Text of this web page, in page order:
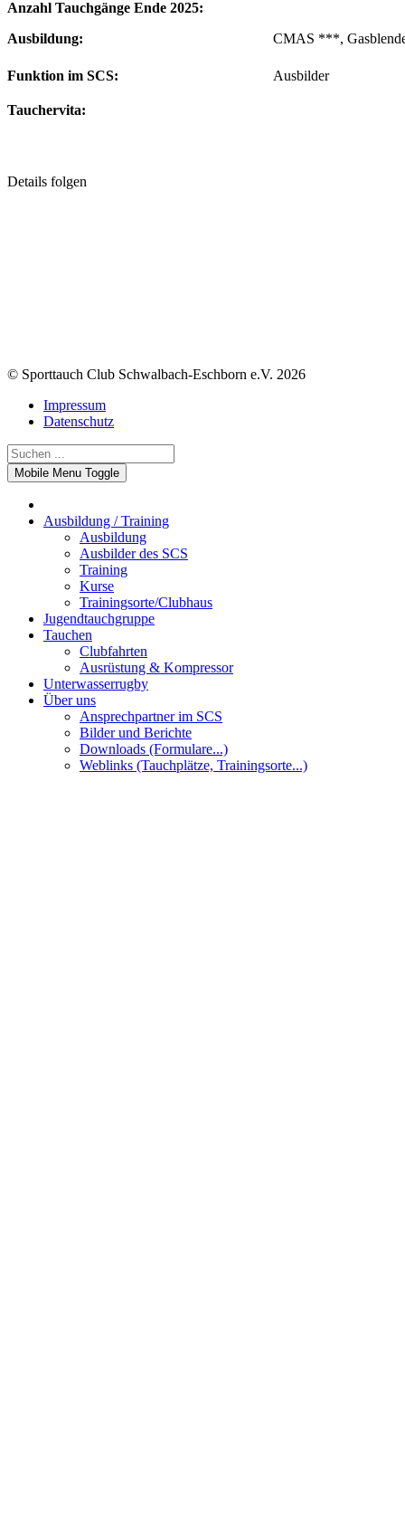
Anzahl Tauchgänge Ende 2025:
Ausbildung:
CMAS ***,
Funktion im SCS: Ausbilder
Tauchervita:
Details folgen
© Sporttauch Club Schwalbach-Eschborn e.V. 2026
Impressum
Datenschutz
Mobile Menu Toggle
Ausbildung / Training
Ausbildung
Ausbilder des SCS
Training
Kurse
Trainingsorte/Clubhaus
Jugendtauchgruppe
Tauchen
Clubfahrten
Ausrüstung & Kompressor
Unterwasserrugby
Über uns
Ansprechpartner im SCS
Bilder und Berichte
Downloads (Formulare...)
Weblinks (Tauchplätze, Trainingsorte...)